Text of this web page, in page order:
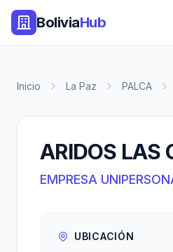
BoliviaHub
Inicio La Paz PALCA
ARIDOS LAS
EMPRESA
UBICACIÓN